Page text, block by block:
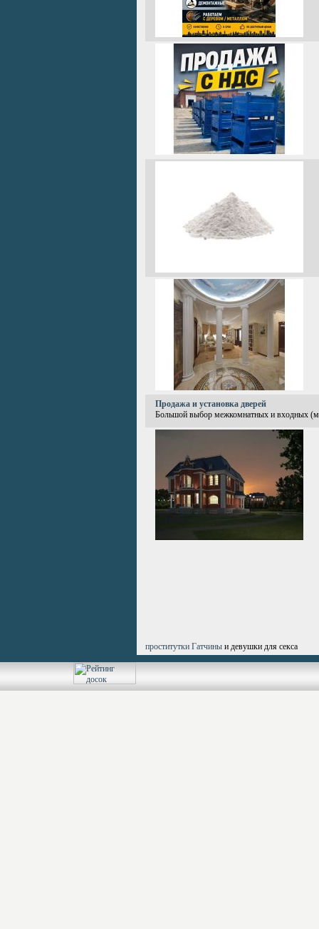
Продажа и установка дверей
Большой выбор межкомнатных и входных
проститутки Гатчины и девушки для секса